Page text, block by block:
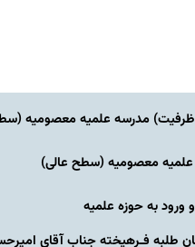
مدرسه علمیه معصومیه‌
معصومیه‌ (سطح عالی)
به حوزه علمیه
طلبه فـرهیخته جناب آقای